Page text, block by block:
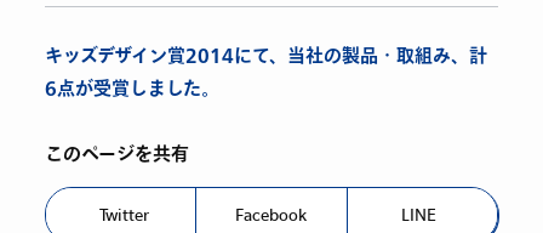
キッズデザイン賞2014にて、当社の製品・取組み、計
6点が受賞しました。
このページを共有
Twitter Facebook LINE